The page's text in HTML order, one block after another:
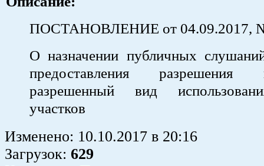
ПОСТАНОВЛЕНИЕ от 04.09.2017,
О назначении публичных
предоставления
разрешенный вид
участков
Изменено: 10.10.2017 в 20:16
Загрузок: 629